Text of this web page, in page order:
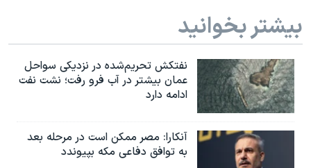
بیشتر بخوانید
نفتکش تحریم‌شده در نزدیکی سواحل
عمان بیشتر در آب فرو رفت؛ نشت نفت
ادامه دارد
آنکارا: مصر ممکن است در مرحله بعد
به توافق دفاعی مکه بپیوندد